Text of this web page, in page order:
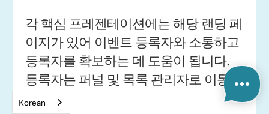
각 핵심 프레젠테이션에는 해당 랜딩 페
이지가 있어 이벤트 등록자와 소통하고
등록자를 확보하는 데 도움이 됩니다.
등록자는 퍼널 및 목록 관리자로 이동합
니다.
Korean